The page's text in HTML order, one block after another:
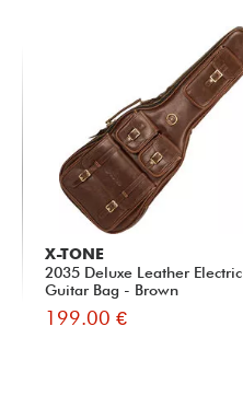
X-TONE
2035 Deluxe Leather Electric
Guitar Bag - Brown
199.00 €